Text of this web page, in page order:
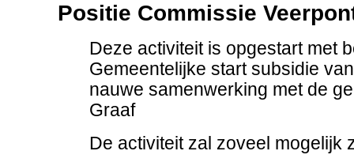
Positie Commissie
Deze activiteit is opgestart met
Gemeentelijke start subsidie
nauwe samenwerking met de
Graaf
De activiteit zal zoveel mogelijk